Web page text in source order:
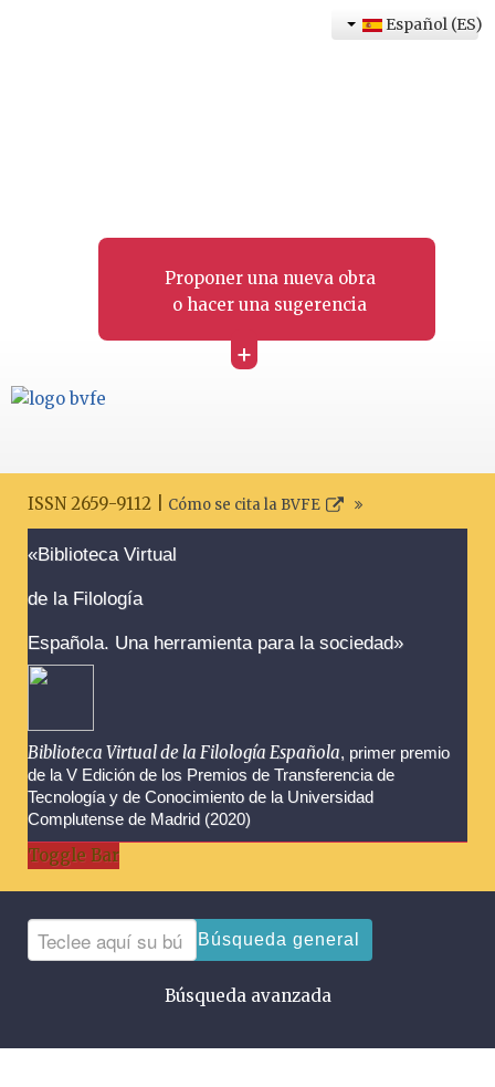
Proponer una nueva obra
o hacer una sugerencia
+
Español (ES)
ISSN 2659-9112 | Cómo se cita la BVFE
«Biblioteca Virtual
de la Filología
Española. Una herramienta para la sociedad»
Biblioteca Virtual de la Filología Española, primer premio
de la V Edición de los Premios de Transferencia de
Tecnología y de Conocimiento de la Universidad
Complutense de Madrid (2020)
Toggle Bar
Búsqueda general
Búsqueda avanzada